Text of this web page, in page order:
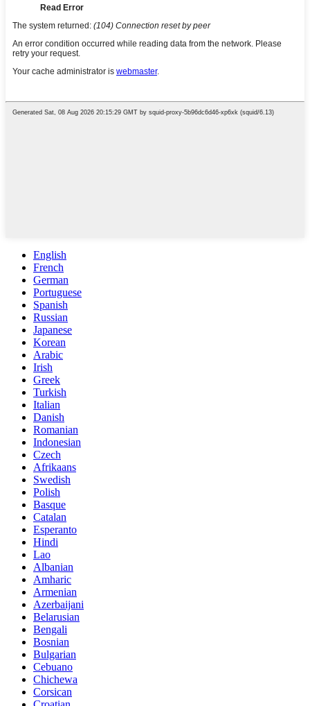
English
French
German
Portuguese
Spanish
Russian
Japanese
Korean
Arabic
Irish
Greek
Turkish
Italian
Danish
Romanian
Indonesian
Czech
Afrikaans
Swedish
Polish
Basque
Catalan
Esperanto
Hindi
Lao
Albanian
Amharic
Armenian
Azerbaijani
Belarusian
Bengali
Bosnian
Bulgarian
Cebuano
Chichewa
Corsican